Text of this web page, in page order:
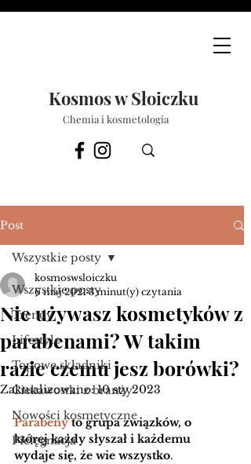
Kosmos w Słoiczku
Chemia i kosmetologia
Post
Wszystkie posty
Trendy
Lifestyle
Topowe składniki
Ciekawostki z branży
Nowości kosmetyczne
Pielęgnacja
Wszystkie posty
Nie używasz kosmetyków z
parabenami? W takim
razie czemu jesz borówki?
kosmoswsloiczku
6 maj 2021 3 minut(y) czytania
Zaktualizowano:10 sty 2023
Parabeny to grupa związków, o
której każdy słyszał i każdemu
wydaje się, że wie wszystko.